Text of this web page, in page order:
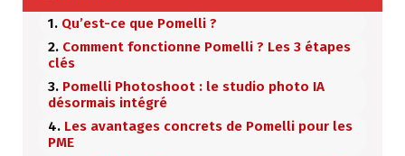
Qu’est-ce que Pomelli ?
Comment fonctionne Pomelli ? Les 3 étapes
clés
Pomelli Photoshoot : le studio photo IA
désormais intégré
Les avantages concrets de Pomelli pour les
PME